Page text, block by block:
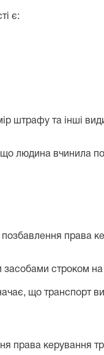
є:
штрафу та інші
людина вчинила
позбавлення права
засобами строком на
що транспорт
права керування